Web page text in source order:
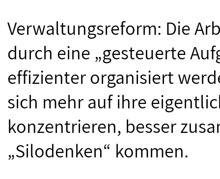
Verwaltungsreform: Die
durch eine „gesteuerte
effizienter organisiert
sich mehr auf ihre
konzentrieren, besser
„Silodenken“ kommen.